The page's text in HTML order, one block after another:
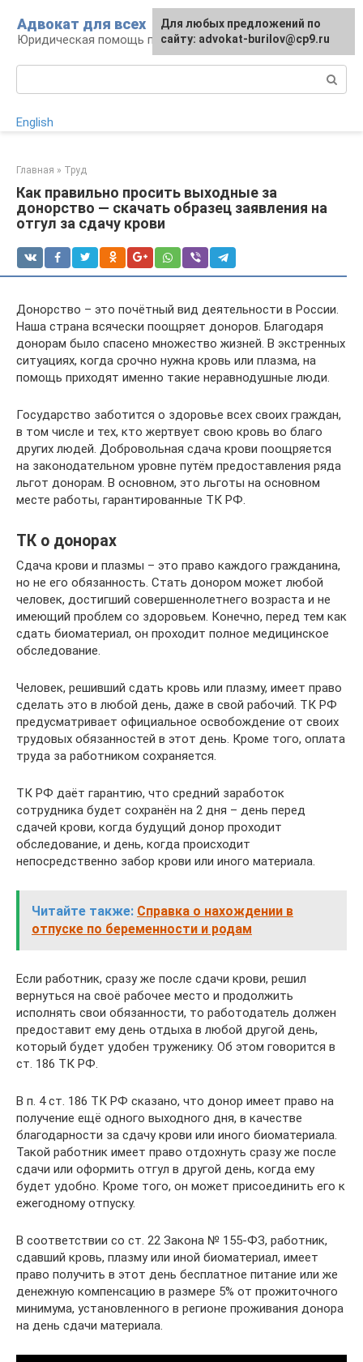
контенту
Адвокат для всех
Юридическая помощь по любому вопросу
English
Главная » Труд
Как правильно просить выходные за
донорство — скачать образец заявления на
отгул за сдачу крови
Донорство – это почётный вид деятельности в России.
Наша страна всячески поощряет доноров. Благодаря
донорам было спасено множество жизней. В экстренных
ситуациях, когда срочно нужна кровь или плазма, на
помощь приходят именно такие неравнодушные люди.
Государство заботится о здоровье всех своих граждан,
в том числе и тех, кто жертвует свою кровь во благо
других людей. Добровольная сдача крови поощряется
на законодательном уровне путём предоставления ряда
льгот донорам. В основном, это льготы на основном
месте работы, гарантированные ТК РФ.
ТК о донорах
Сдача крови и плазмы – это право каждого гражданина,
но не его обязанность. Стать донором может любой
человек, достигший совершеннолетнего возраста и не
имеющий проблем со здоровьем. Конечно, перед тем как
сдать биоматериал, он проходит полное медицинское
обследование.
Человек, решивший сдать кровь или плазму, имеет право
сделать это в любой день, даже в свой рабочий. ТК РФ
предусматривает официальное освобождение от своих
трудовых обязанностей в этот день. Кроме того, оплата
труда за работником сохраняется.
ТК РФ даёт гарантию, что средний заработок
сотрудника будет сохранён на 2 дня – день перед
сдачей крови, когда будущий донор проходит
обследование, и день, когда происходит
непосредственно забор крови или иного материала.
Читайте также: Справка о нахождении в
отпуске по беременности и родам
Если работник, сразу же после сдачи крови, решил
вернуться на своё рабочее место и продолжить
исполнять свои обязанности, то работодатель должен
предоставит ему день отдыха в любой другой день,
который будет удобен труженику. Об этом говорится в
ст. 186 ТК РФ.
В п. 4 ст. 186 ТК РФ сказано, что донор имеет право на
получение ещё одного выходного дня, в качестве
благодарности за сдачу крови или иного биоматериала.
Такой работник имеет право отдохнуть сразу же после
сдачи или оформить отгул в другой день, когда ему
будет удобно. Кроме того, он может присоединить его к
ежегодному отпуску.
В соответствии со ст. 22 Закона № 155-ФЗ, работник,
сдавший кровь, плазму или иной биоматериал, имеет
право получить в этот день бесплатное питание или же
денежную компенсацию в размере 5% от прожиточного
минимума, установленного в регионе проживания донора
на день сдачи материала.
Для любых предложений по
сайту: advokat-burilov@cp9.ru